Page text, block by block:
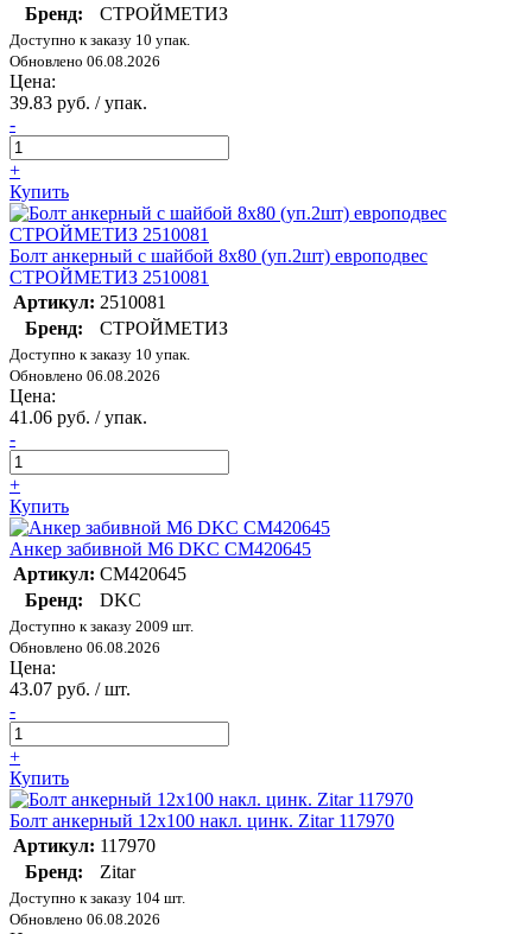
Бренд:
СТРОЙМЕТИЗ
Доступно к заказу 10 упак.
Обновлено 06.08.2026
Цена:
39.83 руб. / упак.
-
+
Купить
Болт анкерный с шайбой 8х80 (уп.2шт) европодвес
СТРОЙМЕТИЗ 2510081
Артикул: 2510081
Бренд:
СТРОЙМЕТИЗ
Доступно к заказу 10 упак.
Обновлено 06.08.2026
Цена:
41.06 руб. / упак.
-
+
Купить
Анкер забивной М6 DKC CM420645
Артикул: CM420645
Бренд:
DKC
Доступно к заказу 2009 шт.
Обновлено 06.08.2026
Цена:
43.07 руб. / шт.
-
+
Купить
Болт анкерный 12х100 накл. цинк. Zitar 117970
Артикул: 117970
Бренд:
Zitar
Доступно к заказу 104 шт.
Обновлено 06.08.2026